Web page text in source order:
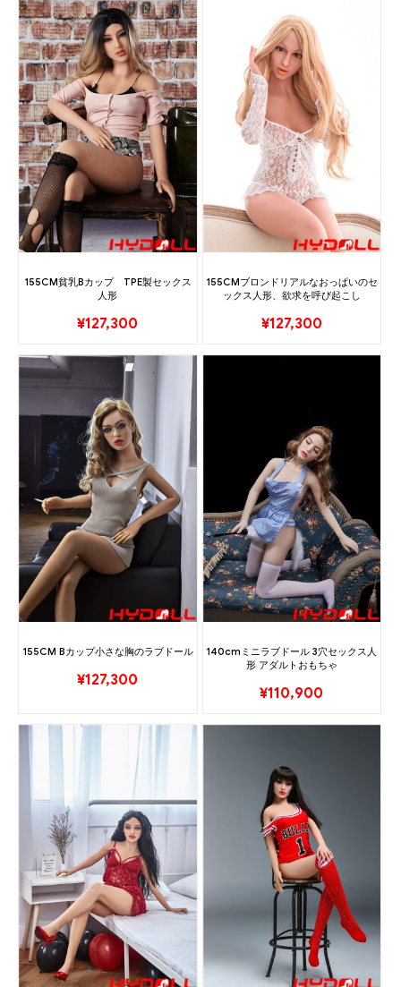
155CM貧乳Bカップ TPE製セックス
人形
¥127,300
155CMブロンドリアルなおっぱいのセ
ックス人形、欲求を呼び起こし
¥127,300
155CM Bカップ小さな胸のラブドール
¥127,300
140cmミニラブドール 3穴セックス人
形 アダルトおもちゃ
¥110,900